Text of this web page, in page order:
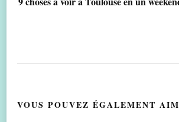
VOUS POUVEZ ÉGALEMENT